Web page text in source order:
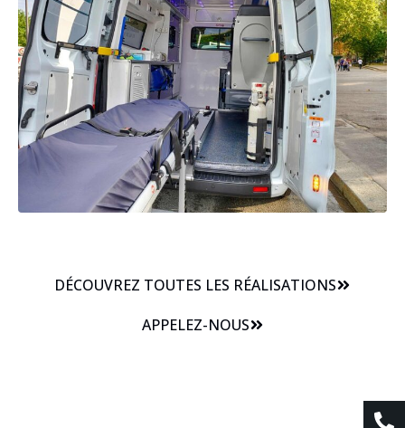
DÉCOUVREZ TOUTES LES RÉALISATIONS
APPELEZ-NOUS